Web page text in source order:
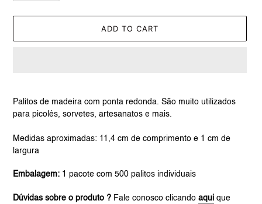
ADD TO CART
product
your
cart
Palitos de madeira com ponta redonda. São muito utilizados
para picolés, sorvetes, artesanatos e mais.
Medidas aproximadas: 11,4 cm de comprimento e 1 cm de
largura
Embalagem: 1 pacote com 500 palitos individuais
Dúvidas sobre o produto ? Fale conosco clicando aqui que